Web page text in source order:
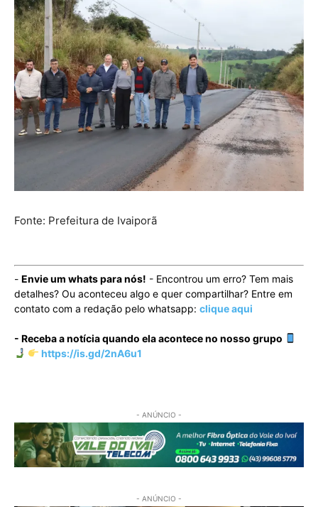
Fonte: Prefeitura de Ivaiporã
- Envie um whats para nós! - Encontrou um erro? Tem mais
detalhes? Ou aconteceu algo e quer compartilhar? Entre em
contato com a redação pelo whatsapp: clique aqui
- Receba a notícia quando ela acontece no nosso grupo
https://is.gd/2nA6u1
- ANÚNCIO -
- ANÚNCIO -